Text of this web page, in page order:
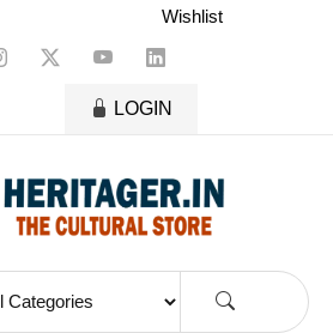
Wishlist
LOGIN